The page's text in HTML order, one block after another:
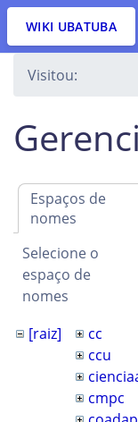
WIKI UBATUBA
Visitou:
Espaços de
nomes
Selecione o
espaço de
nomes
[raiz]
cc
ccu
cmpc